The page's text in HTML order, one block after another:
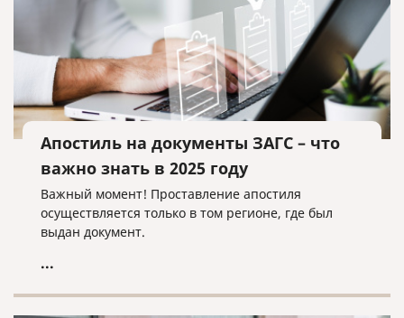
Апостиль на документы ЗАГС – что
важно знать в 2025 году
Важный момент! Проставление апостиля
осуществляется только в том регионе, где был
выдан документ.
...